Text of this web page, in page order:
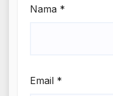
Nama *
Email *